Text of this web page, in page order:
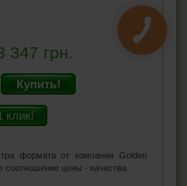
347 грн.
Купить!
клик!
формата от компании Golden
соотношение цены - качества.